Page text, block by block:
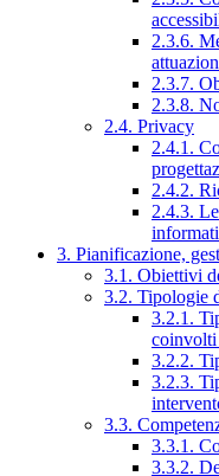
2.3.6.
2.3.7.
2.3.8.
2.4. Privacy
2.4.1.
2.4.2.
2.4.3.
3. Pianificazione,
3.1. Obiettivi
3.2. Tipologie
3.2.1.
coinvolti
3.2.2.
3.2.3.
3.3.
3.3.1.
3.3.2.